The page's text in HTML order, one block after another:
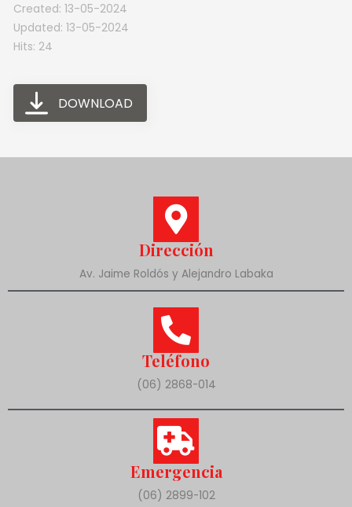
Created: 13-05-2024
Updated: 13-05-2024
Hits: 24
DOWNLOAD
Dirección
Av. Jaime Roldós y Alejandro Labaka
Teléfono
(06) 2868-014
Emergencia
(06) 2899-102